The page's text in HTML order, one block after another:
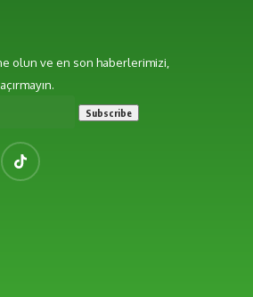
olun ve en son haberlerimizi,